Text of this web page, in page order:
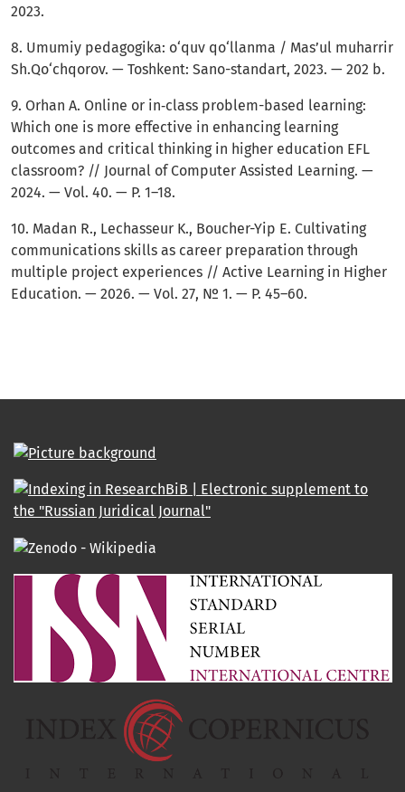
2023.
8. Umumiy pedagogika: o‘quv qo‘llanma / Mas’ul muharrir
Sh.Qo‘chqorov. — Toshkent: Sano-standart, 2023. — 202 b.
9. Orhan A. Online or in‐class problem-based learning:
Which one is more effective in enhancing learning
outcomes and critical thinking in higher education EFL
classroom? // Journal of Computer Assisted Learning. —
2024. — Vol. 40. — P. 1–18.
10. Madan R., Lechasseur K., Boucher-Yip E. Cultivating
communications skills as career preparation through
multiple project experiences // Active Learning in Higher
Education. — 2026. — Vol. 27, № 1. — P. 45–60.